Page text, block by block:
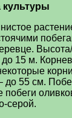
культуры
до 15 м.
до 55 см.
серой.